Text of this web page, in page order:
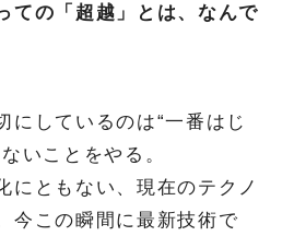
ての「超越」とは、なんで
にしているのは“一番はじ
いことをやる。
にともない、現在のテクノ
今この瞬間に最新技術で